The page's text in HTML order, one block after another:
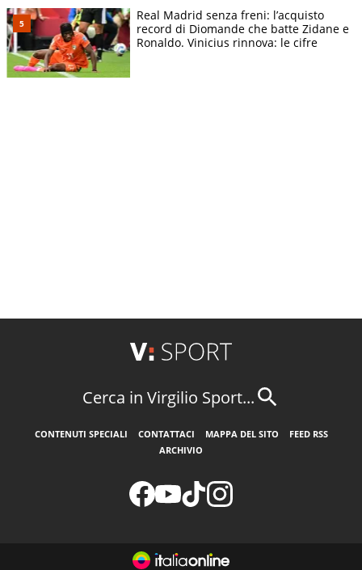
Real Madrid senza freni: l’acquisto
record di Diomande che batte Zidane e
Ronaldo. Vinicius rinnova: le cifre
Cerca in Virgilio Sport...
CONTENUTI SPECIALI CONTATTACI MAPPA DEL SITO
FEED RSS
ARCHIVIO